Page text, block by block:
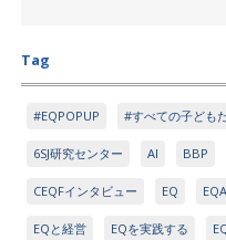
Tag
#EQPOPUP #すべての子ども
6SJ研究センター AI BBP
CEQFインタビュー EQ
EQと経営 EQを実践する